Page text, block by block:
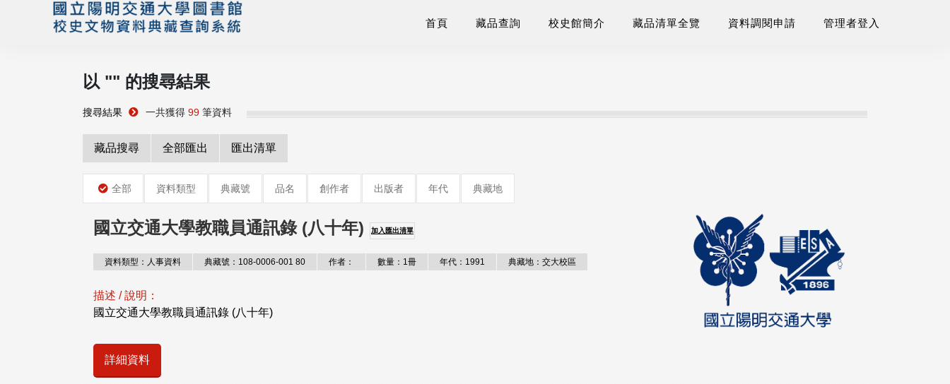
首頁 藏品查詢 校史館簡介 藏品清單全覽 資料調閱申請 管理者登入
以 "" 的搜尋結果
搜尋結果 一共獲得 99 筆資料
藏品搜尋 全部匯出 匯出清單
全部 資料類型 典藏號 品名 創作者 出版者 年代 典藏地
國立交通大學教職員通訊錄 (八十年) 加入匯出清單
資料類型：人事資料 典藏號：108-0006-001 80 作者： 數量：1冊 年代：1991 典藏地：交大校區
描述 / 說明：
國立交通大學教職員通訊錄 (八十年)
詳細資料